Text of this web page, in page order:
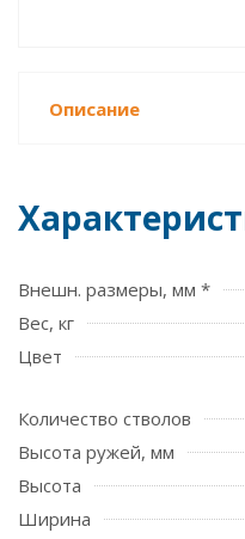
Описание
Внешн. размеры, мм *
Вес, кг
Цвет
Количество стволов
Высота ружей, мм
Высота
Ширина